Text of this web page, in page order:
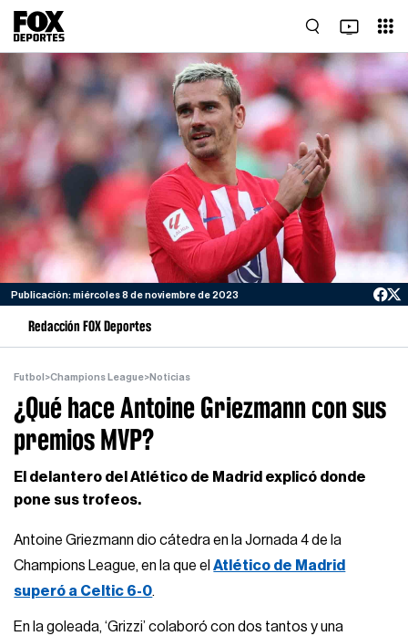
Publicación: miércoles 8 de noviembre de 2023
Redacción FOX Deportes
Futbol >Champions League>Noticias
¿Qué hace Antoine Griezmann con sus
premios MVP?
El delantero del Atlético de Madrid explicó donde
pone sus trofeos.
Antoine Griezmann dio cátedra en la Jornada 4 de la
Champions League, en la que elAtlético de Madrid
superó a Celtic 6-0.
En la goleada, ‘Grizzi’ colaboró con dos tantos y una